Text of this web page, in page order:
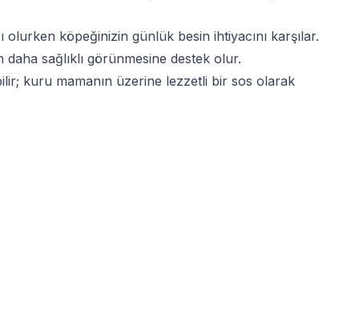
köpeğinizin günlük besin ihtiyacını karşılar.
sağlıklı görünmesine destek olur.
kuru mamanın üzerine lezzetli bir sos olarak